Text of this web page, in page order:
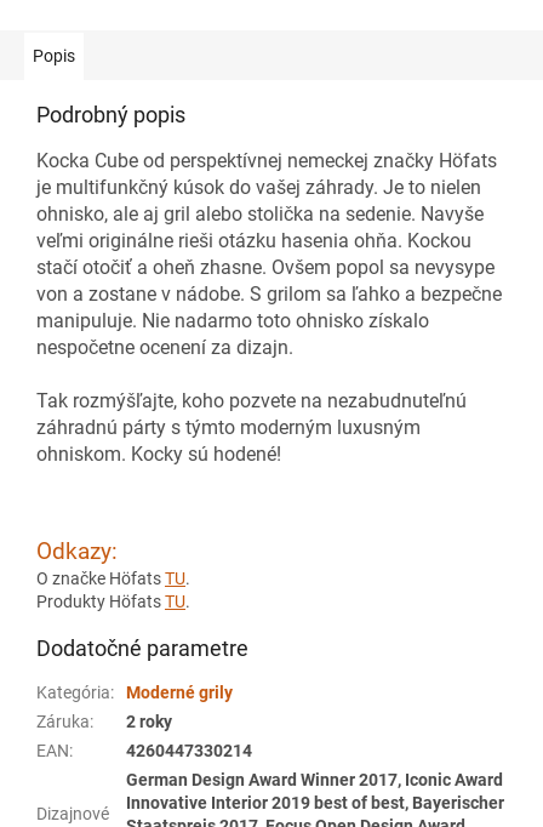
Popis
Podrobný popis
Kocka Cube od perspektívnej nemeckej značky Höfats
je multifunkčný kúsok do vašej záhrady. Je to nielen
ohnisko, ale aj gril alebo stolička na sedenie. Navyše
veľmi originálne rieši otázku hasenia ohňa. Kockou
stačí otočiť a oheň zhasne. Ovšem popol sa nevysype
von a zostane v nádobe. S grilom sa ľahko a bezpečne
manipuluje. Nie nadarmo toto ohnisko získalo
nespočetne ocenení za dizajn.
Tak rozmýšľajte, koho pozvete na nezabudnuteľnú
záhradnú párty s týmto moderným luxusným
ohniskom. Kocky sú hodené!
Odkazy:
O značke HöfatsTU.
Produkty HöfatsTU.
Dodatočné parametre
Kategória:
Moderné grily
Záruka:
2 roky
EAN: 4260447330214
Dizajnové
German Design Award Winner 2017, Iconic Award
Innovative Interior 2019 best of best, Bayerischer